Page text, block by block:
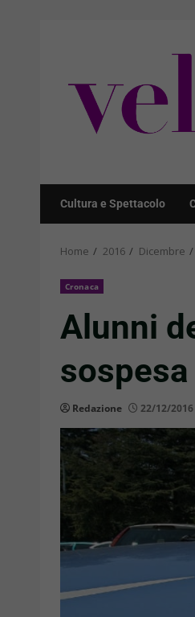
Cultura e Spettacolo
Home 2016 Dicembre
Cronaca
Alunni
sospesa
Redazione 22/12/2016